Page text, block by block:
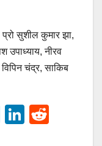
सुशील कुमार झा,
उपाध्याय, नीरव
चंद्र, साकिब
T
Li